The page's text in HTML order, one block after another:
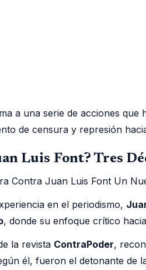
a una serie de acciones que
de censura y represión
Luis Font? Tres
en el periodismo,
, donde su enfoque crítico
la revista ContraPoder,
él, fueron el detonante de